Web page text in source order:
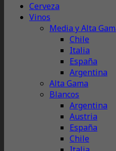
Cerveza
Vinos
Media y Alta
Chile
Italia
España
Argentina
Alta Gama
Blancos
Argentina
Austria
España
Chile